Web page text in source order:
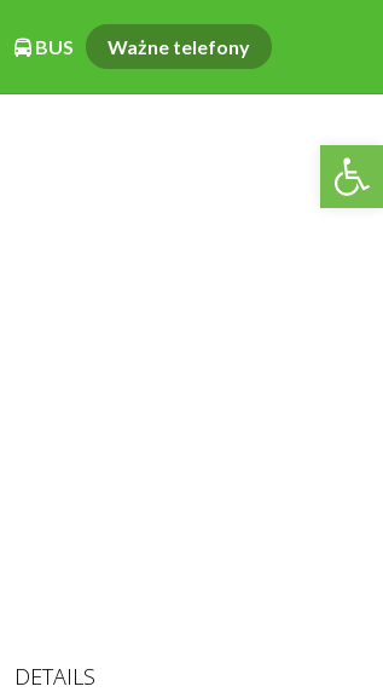
Otwórz pasek narzędzi
BUS Ważne telefony
DETAILS